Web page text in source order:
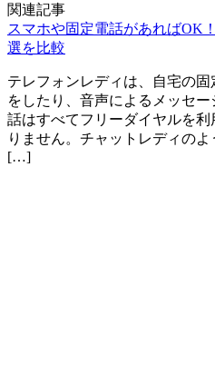
関連記事
スマホや固定電話があればOK
選を比較
テレフォンレディは、自宅の
をしたり、音声によるメッセ
話はすべてフリーダイヤルを
りません。チャットレディの
[…]